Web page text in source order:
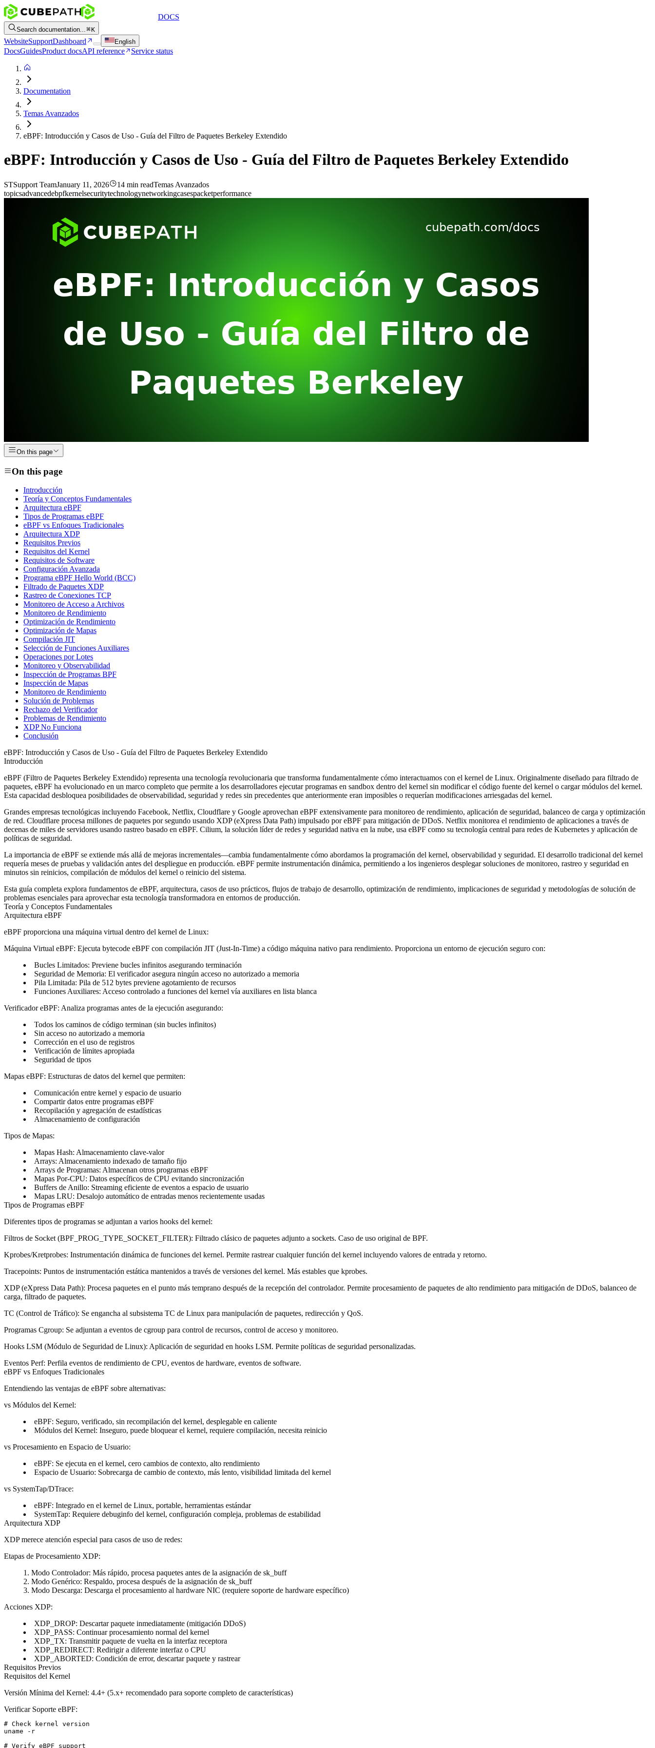
DOCS
Search documentation... K
WebsiteSupportDashboard English
DocsGuidesProduct docsAPI reference Service status
Documentation
Temas Avanzados
eBPF: Introducción y Casos de Uso - Guía del Filtro de Paquetes Berkeley Extendido
eBPF: Introducción y Casos de Uso - Guía del Filtro de Paquetes Berkeley Extendido
STSupport TeamJanuary 11, 2026 14 min readTemas Avanzados
topicsadvancedebpfkernelsecuritytechnologynetworkingcasespacketperformance
On this page
On this page
Introducción
Teoría y Conceptos Fundamentales
Arquitectura eBPF
Tipos de Programas eBPF
eBPF vs Enfoques Tradicionales
Arquitectura XDP
Requisitos Previos
Requisitos del Kernel
Requisitos de Software
Configuración Avanzada
Programa eBPF Hello World (BCC)
Filtrado de Paquetes XDP
Rastreo de Conexiones TCP
Monitoreo de Acceso a Archivos
Monitoreo de Rendimiento
Optimización de Rendimiento
Optimización de Mapas
Compilación JIT
Selección de Funciones Auxiliares
Operaciones por Lotes
Monitoreo y Observabilidad
Inspección de Programas BPF
Inspección de Mapas
Monitoreo de Rendimiento
Solución de Problemas
Rechazo del Verificador
Problemas de Rendimiento
XDP No Funciona
Conclusión
eBPF: Introducción y Casos de Uso - Guía del Filtro de Paquetes Berkeley Extendido
Introducción
eBPF (Filtro de Paquetes Berkeley Extendido) representa una tecnología revolucionaria que transforma fundamentalmente cómo interactuamos con el kernel de Linux. Originalmente diseñado para filtrado de
paquetes, eBPF ha evolucionado en un marco completo que permite a los desarrolladores ejecutar programas en sandbox dentro del kernel sin modificar el código fuente del kernel o cargar módulos del kernel.
Esta capacidad desbloquea posibilidades de observabilidad, seguridad y redes sin precedentes que anteriormente eran imposibles o requerían modificaciones arriesgadas del kernel.
Grandes empresas tecnológicas incluyendo Facebook, Netflix, Cloudflare y Google aprovechan eBPF extensivamente para monitoreo de rendimiento, aplicación de seguridad, balanceo de carga y optimización
de red. Cloudflare procesa millones de paquetes por segundo usando XDP (eXpress Data Path) impulsado por eBPF para mitigación de DDoS. Netflix monitorea el rendimiento de aplicaciones a través de
decenas de miles de servidores usando rastreo basado en eBPF. Cilium, la solución líder de redes y seguridad nativa en la nube, usa eBPF como su tecnología central para redes de Kubernetes y aplicación de
políticas de seguridad.
La importancia de eBPF se extiende más allá de mejoras incrementales—cambia fundamentalmente cómo abordamos la programación del kernel, observabilidad y seguridad. El desarrollo tradicional del kernel
requería meses de pruebas y validación antes del despliegue en producción. eBPF permite instrumentación dinámica, permitiendo a los ingenieros desplegar soluciones de monitoreo, rastreo y seguridad en
minutos sin reinicios, compilación de módulos del kernel o reinicio del sistema.
Esta guía completa explora fundamentos de eBPF, arquitectura, casos de uso prácticos, flujos de trabajo de desarrollo, optimización de rendimiento, implicaciones de seguridad y metodologías de solución de
problemas esenciales para aprovechar esta tecnología transformadora en entornos de producción.
Teoría y Conceptos Fundamentales
Arquitectura eBPF
eBPF proporciona una máquina virtual dentro del kernel de Linux:
Máquina Virtual eBPF: Ejecuta bytecode eBPF con compilación JIT (Just-In-Time) a código máquina nativo para rendimiento. Proporciona un entorno de ejecución seguro con:
Bucles Limitados: Previene bucles infinitos asegurando terminación
Seguridad de Memoria: El verificador asegura ningún acceso no autorizado a memoria
Pila Limitada: Pila de 512 bytes previene agotamiento de recursos
Funciones Auxiliares: Acceso controlado a funciones del kernel vía auxiliares en lista blanca
Verificador eBPF: Analiza programas antes de la ejecución asegurando:
Todos los caminos de código terminan (sin bucles infinitos)
Sin acceso no autorizado a memoria
Corrección en el uso de registros
Verificación de límites apropiada
Seguridad de tipos
Mapas eBPF: Estructuras de datos del kernel que permiten:
Comunicación entre kernel y espacio de usuario
Compartir datos entre programas eBPF
Recopilación y agregación de estadísticas
Almacenamiento de configuración
Tipos de Mapas:
Mapas Hash: Almacenamiento clave-valor
Arrays: Almacenamiento indexado de tamaño fijo
Arrays de Programas: Almacenan otros programas eBPF
Mapas Por-CPU: Datos específicos de CPU evitando sincronización
Buffers de Anillo: Streaming eficiente de eventos a espacio de usuario
Mapas LRU: Desalojo automático de entradas menos recientemente usadas
Tipos de Programas eBPF
Diferentes tipos de programas se adjuntan a varios hooks del kernel:
Filtros de Socket (BPF_PROG_TYPE_SOCKET_FILTER): Filtrado clásico de paquetes adjunto a sockets. Caso de uso original de BPF.
Kprobes/Kretprobes: Instrumentación dinámica de funciones del kernel. Permite rastrear cualquier función del kernel incluyendo valores de entrada y retorno.
Tracepoints: Puntos de instrumentación estática mantenidos a través de versiones del kernel. Más estables que kprobes.
XDP (eXpress Data Path): Procesa paquetes en el punto más temprano después de la recepción del controlador. Permite procesamiento de paquetes de alto rendimiento para mitigación de DDoS, balanceo de
carga, filtrado de paquetes.
TC (Control de Tráfico): Se engancha al subsistema TC de Linux para manipulación de paquetes, redirección y QoS.
Programas Cgroup: Se adjuntan a eventos de cgroup para control de recursos, control de acceso y monitoreo.
Hooks LSM (Módulo de Seguridad de Linux): Aplicación de seguridad en hooks LSM. Permite políticas de seguridad personalizadas.
Eventos Perf: Perfila eventos de rendimiento de CPU, eventos de hardware, eventos de software.
eBPF vs Enfoques Tradicionales
Entendiendo las ventajas de eBPF sobre alternativas:
vs Módulos del Kernel:
eBPF: Seguro, verificado, sin recompilación del kernel, desplegable en caliente
Módulos del Kernel: Inseguro, puede bloquear el kernel, requiere compilación, necesita reinicio
vs Procesamiento en Espacio de Usuario:
eBPF: Se ejecuta en el kernel, cero cambios de contexto, alto rendimiento
Espacio de Usuario: Sobrecarga de cambio de contexto, más lento, visibilidad limitada del kernel
vs SystemTap/DTrace:
eBPF: Integrado en el kernel de Linux, portable, herramientas estándar
SystemTap: Requiere debuginfo del kernel, configuración compleja, problemas de estabilidad
Arquitectura XDP
XDP merece atención especial para casos de uso de redes:
Etapas de Procesamiento XDP:
Modo Controlador: Más rápido, procesa paquetes antes de la asignación de sk_buff
Modo Genérico: Respaldo, procesa después de la asignación de sk_buff
Modo Descarga: Descarga el procesamiento al hardware NIC (requiere soporte de hardware específico)
Acciones XDP:
XDP_DROP: Descartar paquete inmediatamente (mitigación DDoS)
XDP_PASS: Continuar procesamiento normal del kernel
XDP_TX: Transmitir paquete de vuelta en la interfaz receptora
XDP_REDIRECT: Redirigir a diferente interfaz o CPU
XDP_ABORTED: Condición de error, descartar paquete y rastrear
Requisitos Previos
Requisitos del Kernel
Versión Mínima del Kernel: 4.4+ (5.x+ recomendado para soporte completo de características)
Verificar Soporte eBPF:
# Check kernel version
uname -r
# Verify eBPF support